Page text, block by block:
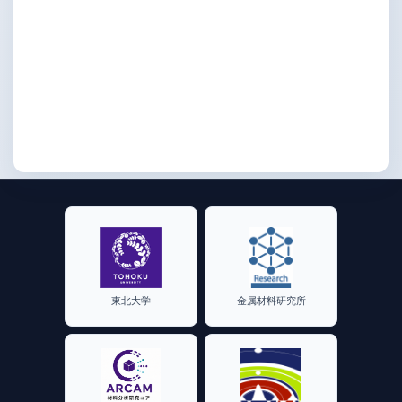
東北大学 金属材料研究所